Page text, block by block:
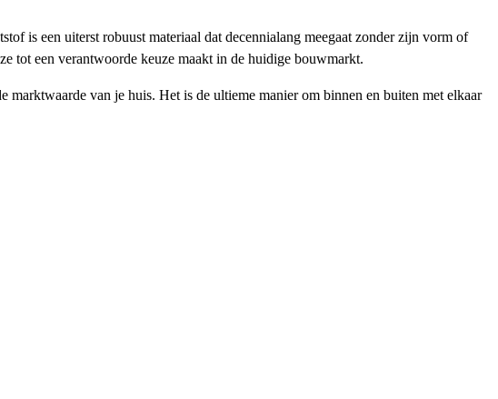
is een uiterst robuust materiaal dat decennialang meegaat zonder zijn vorm of
tot een verantwoorde keuze maakt in de huidige bouwmarkt.
van je huis. Het is de ultieme manier om binnen en buiten met elkaar